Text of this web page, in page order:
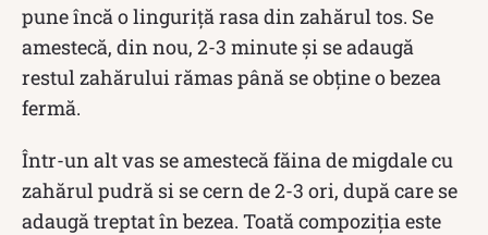
pune încă o linguriță rasa din zahărul tos. Se
amestecă, din nou, 2-3 minute și se adaugă
restul zahărului rămas până se obține o bezea
fermă.
Într-un alt vas se amestecă făina de migdale cu
zahărul pudră si se cern de 2-3 ori, după care se
adaugă treptat în bezea. Toată compoziția este